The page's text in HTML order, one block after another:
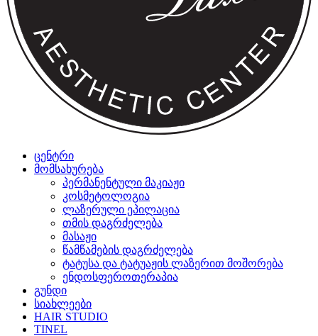
ცენტრი
მომსახურება
პერმანენტული მაკიაჟი
კოსმეტოლოგია
ლაზერული ეპილაცია
თმის დაგრძელება
მასაჟი
წამწამების დაგრძელება
ტატუსა და ტატუაჟის ლაზერით მოშორება
ენდოსფეროთერაპია
გუნდი
სიახლეები
HAIR STUDIO
TINEL